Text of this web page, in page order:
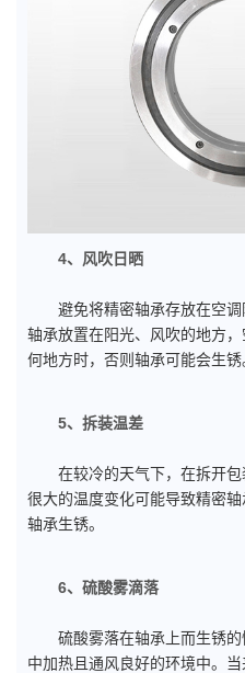
4、风吹日晒
避免将精密轴承存放在空调
轴承放置在阳光、风吹的地方
何地方时，否则轴承可能会生锈
5、拆装温差
在较冷的天气下，在拆开包
很大的温度变化可能导致精密
轴承生锈。
6、硫酸雾滴落
硫酸雾落在轴承上而生锈的
中加热且通风良好的环境中。